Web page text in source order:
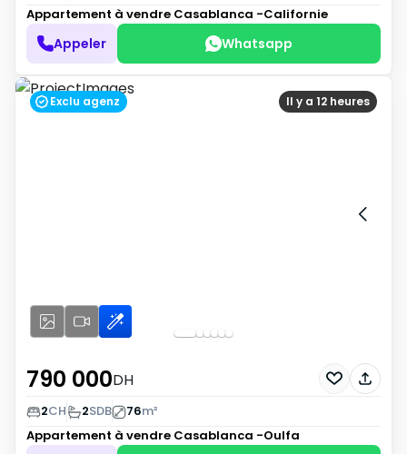
Appartement à vendre Casablanca -Californie
Appeler Whatsapp
Il y a 12 heures
Exclu agenz
790 000DH
2CH 2SDB 76m²
Appartement à vendre Casablanca -Oulfa